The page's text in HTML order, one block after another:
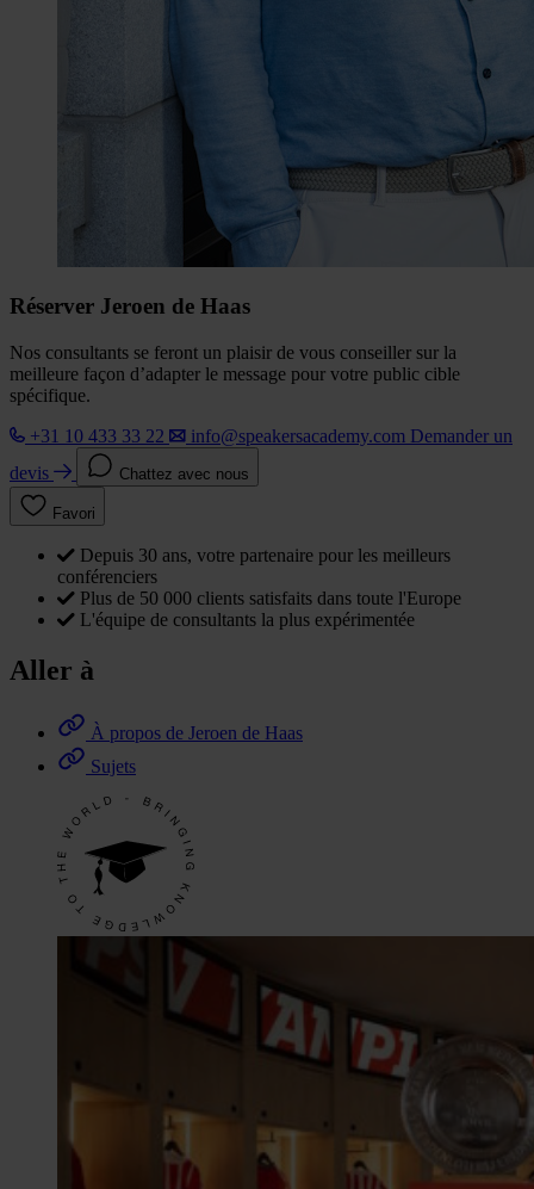
Réserver Jeroen de Haas
Nos consultants se feront un plaisir de vous conseiller sur la
meilleure façon d’adapter le message pour votre public cible
spécifique.
+31 10 433 33 22
info@speakersacademy.com Demander un
devis
Chattez avec nous
Favori
Depuis 30 ans, votre partenaire pour les meilleurs
conférenciers
Plus de 50 000 clients satisfaits dans toute l'Europe
L'équipe de consultants la plus expérimentée
Aller à
À propos de Jeroen de Haas
Sujets